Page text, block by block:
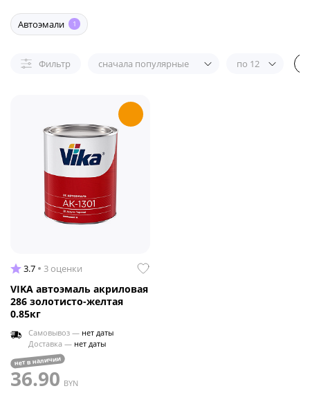
Автоэмали 1
Фильтр сначала популярные по 12
3.7 3 оценки
VIKA автоэмаль акриловая
286 золотисто-желтая
0.85кг
Самовывоз — нет даты
Доставка — нет даты
нет в наличии
36.90 BYN